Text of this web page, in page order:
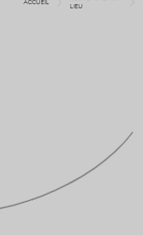
ACCUEIL
LIEU